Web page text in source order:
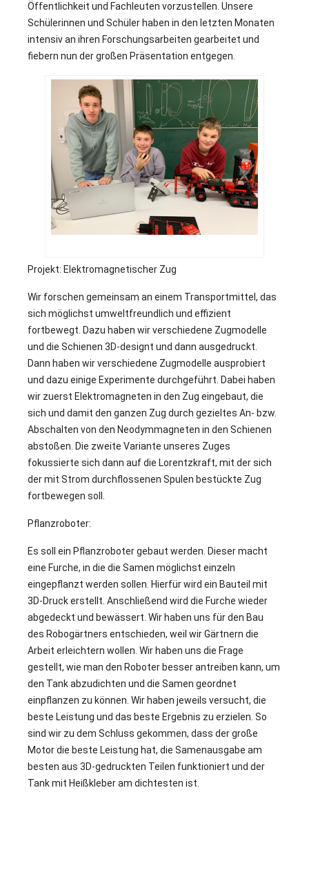
Öffentlichkeit und Fachleuten vorzustellen. Unsere
Schülerinnen und Schüler haben in den letzten Monaten
intensiv an ihren Forschungsarbeiten gearbeitet und
fiebern nun der großen Präsentation entgegen.
Projekt: Elektromagnetischer Zug
Wir forschen gemeinsam an einem Transportmittel, das
sich möglichst umweltfreundlich und effizient
fortbewegt. Dazu haben wir verschiedene Zugmodelle
und die Schienen 3D-designt und dann ausgedruckt.
Dann haben wir verschiedene Zugmodelle ausprobiert
und dazu einige Experimente durchgeführt. Dabei haben
wir zuerst Elektromagneten in den Zug eingebaut, die
sich und damit den ganzen Zug durch gezieltes An- bzw.
Abschalten von den Neodymmagneten in den Schienen
abstoßen. Die zweite Variante unseres Zuges
fokussierte sich dann auf die Lorentzkraft, mit der sich
der mit Strom durchflossenen Spulen bestückte Zug
fortbewegen soll.
Pflanzroboter:
Es soll ein Pflanzroboter gebaut werden. Dieser macht
eine Furche, in die die Samen möglichst einzeln
eingepflanzt werden sollen. Hierfür wird ein Bauteil mit
3D-Druck erstellt. Anschließend wird die Furche wieder
abgedeckt und bewässert. Wir haben uns für den Bau
des Robogärtners entschieden, weil wir Gärtnern die
Arbeit erleichtern wollen. Wir haben uns die Frage
gestellt, wie man den Roboter besser antreiben kann, um
den Tank abzudichten und die Samen geordnet
einpflanzen zu können. Wir haben jeweils versucht, die
beste Leistung und das beste Ergebnis zu erzielen. So
sind wir zu dem Schluss gekommen, dass der große
Motor die beste Leistung hat, die Samenausgabe am
besten aus 3D-gedruckten Teilen funktioniert und der
Tank mit Heißkleber am dichtesten ist.